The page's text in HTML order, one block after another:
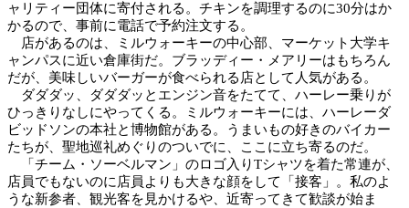
ャリティー団体に寄付される。チキンを調理するのに30分はか
かるので、事前に電話で予約注文する。
店があるのは、ミルウォーキーの中心部、マーケット大学キ
ャンパスに近い倉庫街だ。ブラッディー・メアリーはもちろん
だが、美味しいバーガーが食べられる店として人気がある。
ダダダッ、ダダダッとエンジン音をたてて、ハーレー乗りが
ひっきりなしにやってくる。ミルウォーキーには、ハーレーダ
ビッドソンの本社と博物館がある。うまいもの好きのバイカー
たちが、聖地巡礼めぐりのついでに、ここに立ち寄るのだ。
「チーム・ソーベルマン」のロゴ入りTシャツを着た常連が、
店員でもないのに店員よりも大きな顔をして「接客」。私のよ
うな新参者、観光客を見かけるや、近寄ってきて歓談が始ま